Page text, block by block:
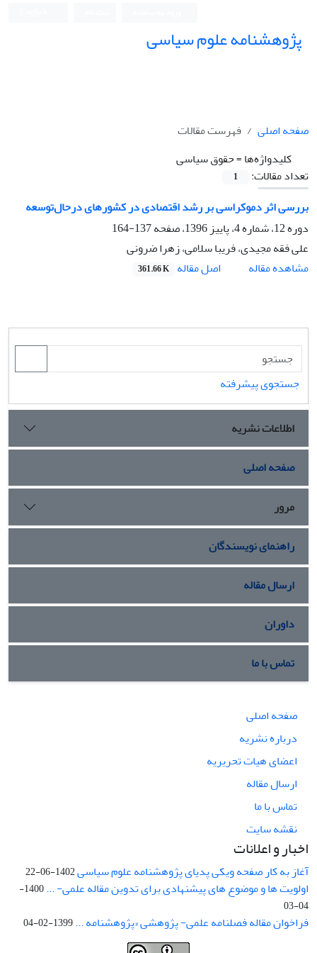
پژوهشنامه علوم سیاسی
صفحه اصلی
فهرست مقالات
کلیدواژه‌ها =حقوق سیاسی
تعداد مقالات:
1
بررسی اثر دموکراسی بر رشد اقتصادی در کشورهای درحال‌توسعه
دوره 12، شماره 4، پاییز 1396، صفحه
137-164
علی فقه مجیدی، فریبا سلامی، زهرا ضرونی
مشاهده مقاله
اصل مقاله 361.66 K
جستجوی پیشرفته
اطلاعات نشریه
صفحه اصلی
مرور
راهنمای نویسندگان
ارسال مقاله
داوران
تماس با ما
صفحه اصلی
درباره نشریه
اعضای هیات تحریریه
ارسال مقاله
تماس با ما
نقشه سایت
اخبار و اعلانات
آغاز به کار صفحه ویکی پدیای پژوهشنامه علوم سیاسی1402-06-22
اولویت ها و موضوع های پیشنهادی برای تدوین مقاله علمی- ...
1400-
04-03
فراخوان مقاله فصلنامه علمی- پژوهشی «پژوهشنامه ...1399-02-04